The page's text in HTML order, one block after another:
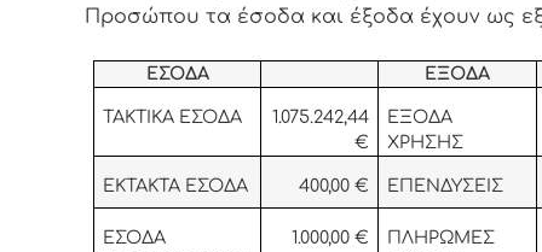
Προσώπου τα έσοδα και έξοδα έχουν ως
ΕΣΟΔΑ ΕΞΟΔΑ
ΤΑΚΤΙΚΑ ΕΣΟΔΑ
1.075.242,44
€
ΕΞΟΔΑ
ΧΡΗΣΗΣ
ΕΚΤΑΚΤΑ ΕΣΟΔΑ 400,00 € ΕΠΕΝΔΥΣΕΙΣ
ΕΣΟΔΑ
1.000,00 €
ΠΛΗΡΩΜΕΣ